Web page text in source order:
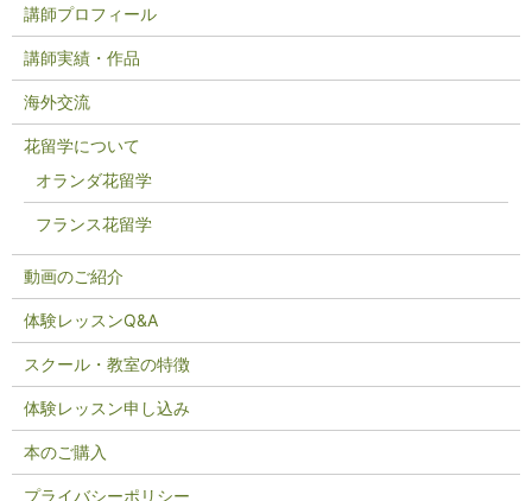
講師プロフィール
講師実績・作品
海外交流
花留学について
オランダ花留学
フランス花留学
動画のご紹介
体験レッスンQ&A
スクール・教室の特徴
体験レッスン申し込み
本のご購入
プライバシーポリシー